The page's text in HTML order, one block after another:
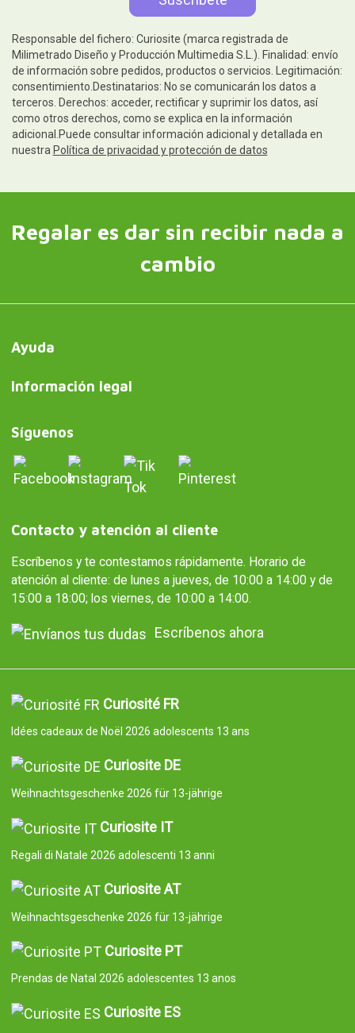
Responsable del fichero: Curiosite (marca registrada de
Milimetrado Diseño y Producción Multimedia S.L.). Finalidad: envío
de información sobre pedidos, productos o servicios. Legitimación:
consentimiento.Destinatarios: No se comunicarán los datos a
terceros. Derechos: acceder, rectificar y suprimir los datos, así
como otros derechos, como se explica en la información
adicional.Puede consultar información adicional y detallada en
nuestra Política de privacidad y protección de datos
Regalar es dar sin recibir nada a
cambio
Ayuda
Información legal
Síguenos
Contacto y atención al cliente
Escríbenos y te contestamos rápidamente. Horario de
atención al cliente: de lunes a jueves, de 10:00 a 14:00 y de
15:00 a 18:00; los viernes, de 10:00 a 14:00.
Escríbenos ahora
Curiosité FR
Idées cadeaux de Noël 2026 adolescents 13 ans
Curiosite DE
Weihnachtsgeschenke 2026 für 13-jährige
Curiosite IT
Regali di Natale 2026 adolescenti 13 anni
Curiosite AT
Weihnachtsgeschenke 2026 für 13-jährige
Curiosite PT
Prendas de Natal 2026 adolescentes 13 anos
Curiosite ES